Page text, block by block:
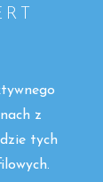
z
tych